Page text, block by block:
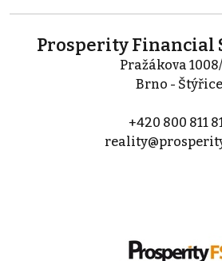
Prosperity Financial
Pražákova
Brno - Štýřice
+420 800 811